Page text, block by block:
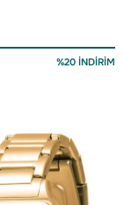
%20 İNDİRİM